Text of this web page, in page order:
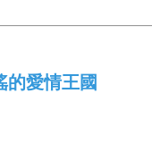
的愛情王國